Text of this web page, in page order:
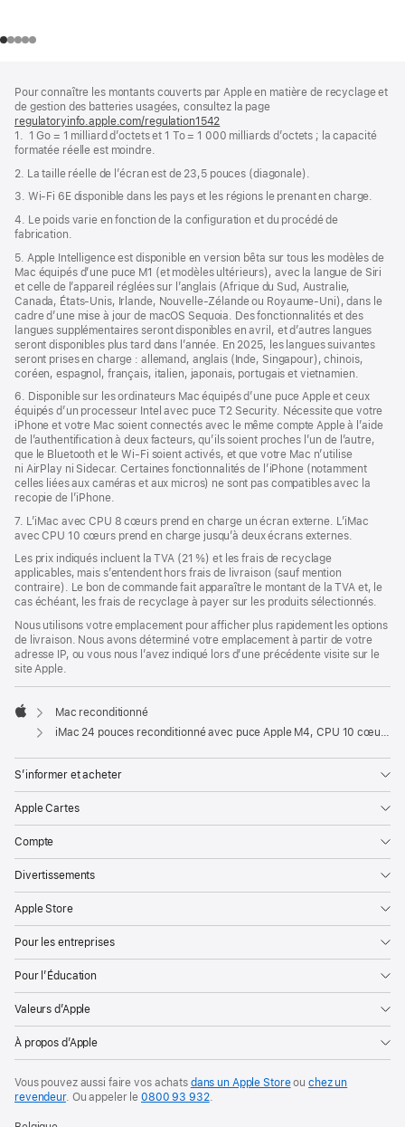
de
page
de
bas
de
page
Pour connaître les montants couverts par Apple en matière de recyclage et
de gestion des batteries usagées, consultez la page
regulatoryinfo.apple.com/regulation1542
dans
fenêtre)
1. 1 Go = 1 milliard d’octets et 1 To = 1 000 milliards d’octets ; la capacité
formatée réelle est moindre.
2. La taille réelle de l’écran est de 23,5 pouces (diagonale).
3. Wi-Fi 6E disponible dans les pays et les régions le prenant en charge.
4. Le poids varie en fonction de la configuration et du procédé de
fabrication.
5. Apple Intelligence est disponible en version bêta sur tous les modèles de
Mac équipés d’une puce M1 (et modèles ultérieurs), avec la langue de Siri
et celle de l’appareil réglées sur l’anglais (Afrique du Sud, Australie,
Canada, États‑Unis, Irlande, Nouvelle-Zélande ou Royaume-Uni), dans le
cadre d’une mise à jour de macOS Sequoia. Des fonctionnalités et des
langues supplémentaires seront disponibles en avril, et d’autres langues
seront disponibles plus tard dans l’année. En 2025, les langues suivantes
seront prises en charge : allemand, anglais (Inde, Singapour), chinois,
coréen, espagnol, français, italien, japonais, portugais et vietnamien.
6. Disponible sur les ordinateurs Mac équipés d’une puce Apple et ceux
équipés d’un processeur Intel avec puce T2 Security. Nécessite que votre
iPhone et votre Mac soient connectés avec le même compte Apple à l’aide
de l’authentification à deux facteurs, qu’ils soient proches l’un de l’autre,
que le Bluetooth et le Wi-Fi soient activés, et que votre Mac n’utilise
ni AirPlay ni Sidecar. Certaines fonctionnalités de l’iPhone (notamment
celles liées aux caméras et aux micros) ne sont pas compatibles avec la
recopie de l’iPhone.
7. L’iMac avec CPU 8 cœurs prend en charge un écran externe. L’iMac
avec CPU 10 cœurs prend en charge jusqu’à deux écrans externes.
Les prix indiqués incluent la TVA (21 %) et les frais de recyclage
applicables, mais s’entendent hors frais de livraison (sauf mention
contraire). Le bon de commande fait apparaître le montant de la TVA et, le
cas échéant, les frais de recyclage à payer sur les produits sélectionnés.
Nous utilisons votre emplacement pour afficher plus rapidement les options
de livraison. Nous avons déterminé votre emplacement à partir de votre
adresse IP, ou vous nous l’avez indiqué lors d’une précédente visite sur le
site Apple.
Apple
Mac reconditionné
iMac 24 pouces reconditionné avec puce Apple M4, CPU 10 cœurs et GPU 10 cœurs, Gigabit Ethernet - Mauve
S’informer et acheter
Apple Cartes
Compte
Divertissements
Apple Store
Pour les entreprises
Pour l’Éducation
Valeurs d’Apple
À propos d’Apple
Vous pouvez aussi faire vos achats dans un Apple Storeouchez un
revendeur. Ouappeler le0800 93 932.